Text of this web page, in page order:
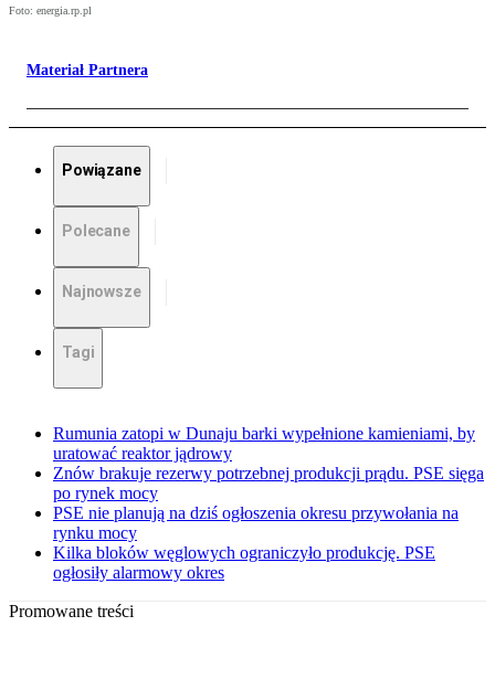
Foto: energia.rp.pl
Materiał Partnera
Powiązane
Polecane
Najnowsze
Tagi
Rumunia zatopi w Dunaju barki wypełnione kamieniami, by
uratować reaktor jądrowy
Znów brakuje rezerwy potrzebnej produkcji prądu. PSE sięga
po rynek mocy
PSE nie planują na dziś ogłoszenia okresu przywołania na
rynku mocy
Kilka bloków węglowych ograniczyło produkcję. PSE
ogłosiły alarmowy okres
Promowane treści